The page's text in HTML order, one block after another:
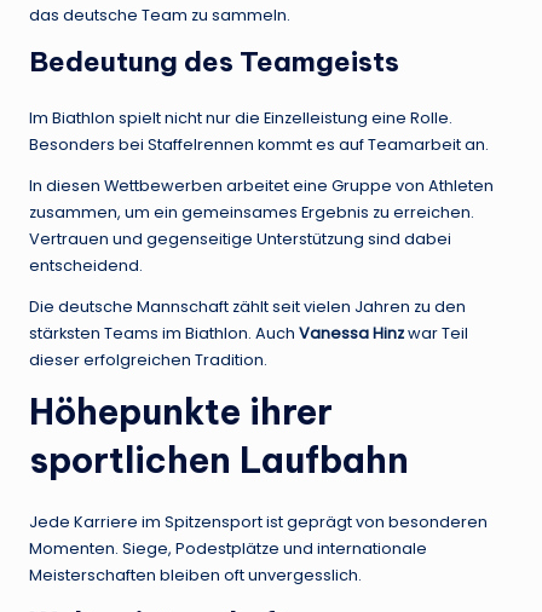
das deutsche Team zu sammeln.
Bedeutung des Teamgeists
Im Biathlon spielt nicht nur die Einzelleistung eine Rolle.
Besonders bei Staffelrennen kommt es auf Teamarbeit an.
In diesen Wettbewerben arbeitet eine Gruppe von Athleten
zusammen, um ein gemeinsames Ergebnis zu erreichen.
Vertrauen und gegenseitige Unterstützung sind dabei
entscheidend.
Die deutsche Mannschaft zählt seit vielen Jahren zu den
stärksten Teams im Biathlon. Auch Vanessa Hinzwar Teil
dieser erfolgreichen Tradition.
Höhepunkte ihrer
sportlichen Laufbahn
Jede Karriere im Spitzensport ist geprägt von besonderen
Momenten. Siege, Podestplätze und internationale
Meisterschaften bleiben oft unvergesslich.